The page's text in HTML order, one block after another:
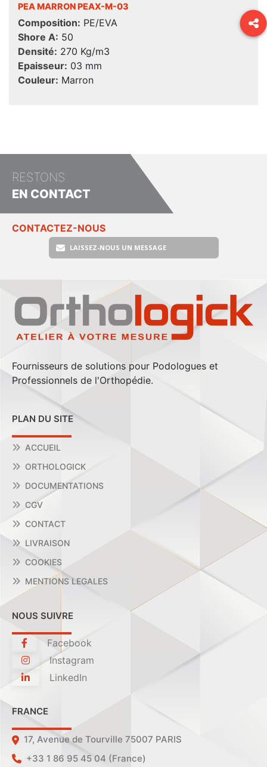
PEA MARRON PEAX-M-03
Composition: PE/EVA
Shore A: 50
Densité: 270 Kg/m3
Epaisseur: 03 mm
Couleur: Marron
RESTONS
EN CONTACT
CONTACTEZ-NOUS
LAISSEZ-NOUS UN MESSAGE
Fournisseurs de solutions pour Podologues et
Professionnels de l'Orthopédie.
PLAN DU SITE
ACCUEIL
ORTHOLOGICK
DOCUMENTATIONS
CGV
CONTACT
LIVRAISON
COOKIES
MENTIONS LEGALES
NOUS SUIVRE
Facebook
Instagram
LinkedIn
FRANCE
17, Avenue de Tourville 75007 PARIS
+33 1 86 95 45 04 (France)